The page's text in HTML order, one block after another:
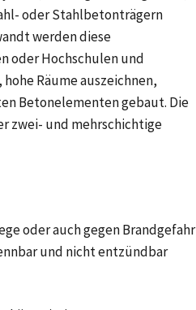
oder Stahlbetonträgern
werden diese
oder Hochschulen und
Räume auszeichnen,
Betonelementen gebaut. Die
zwei- und mehrschichtige
oder auch gegen Brandgefahr
und nicht entzündbar